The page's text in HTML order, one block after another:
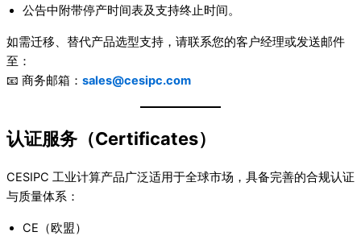
公告中附带停产时间表及支持终止时间。
如需迁移、替代产品选型支持，请联系您的客户经理或发送邮件
至：
📧 商务邮箱： sales@cesipc.com
认证服务（Certificates）
CESIPC 工业计算产品广泛适用于全球市场，具备完善的合规认证
与质量体系：
CE（欧盟）